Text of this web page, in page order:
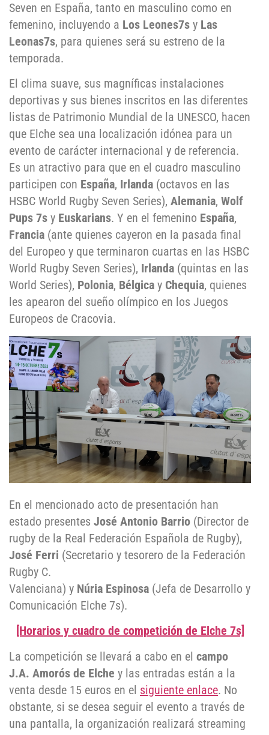
Seven en España, tanto en masculino como en
femenino, incluyendo a Los Leones7s y Las
Leonas7s, para quienes será su estreno de la
temporada.
El clima suave, sus magníficas instalaciones
deportivas y sus bienes inscritos en las diferentes
listas de Patrimonio Mundial de la UNESCO, hacen
que Elche sea una localización idónea para un
evento de carácter internacional y de referencia.
Es un atractivo para que en el cuadro masculino
participen con España, Irlanda (octavos en las
HSBC World Rugby Seven Series), Alemania, Wolf
Pups 7s y Euskarians. Y en el femenino España,
Francia (ante quienes cayeron en la pasada final
del Europeo y que terminaron cuartas en las HSBC
World Rugby Seven Series), Irlanda (quintas en las
World Series), Polonia, Bélgica y Chequia, quienes
les apearon del sueño olímpico en los Juegos
Europeos de Cracovia.
En el mencionado acto de presentación han
estado presentes José Antonio Barrio (Director de
rugby de la Real Federación Española de Rugby),
José Ferri (Secretario y tesorero de la Federación
Rugby C.
Valenciana) y Núria Espinosa (Jefa de Desarrollo y
Comunicación Elche 7s).
[Horarios y cuadro de competición de Elche 7s]
La competición se llevará a cabo en el campo
J.A. Amorós de Elche y las entradas están a la
venta desde 15 euros en el siguiente enlace. No
obstante, si se desea seguir el evento a través de
una pantalla, la organización realizará streaming